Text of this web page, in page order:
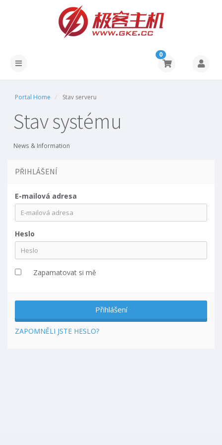
0
Portal Home Stav serveru
Stav systému
News & Information
PŘIHLÁŠENÍ
E-mailová adresa
Heslo
Zapamatovat si mě
ZAPOMNĚLI JSTE HESLO?